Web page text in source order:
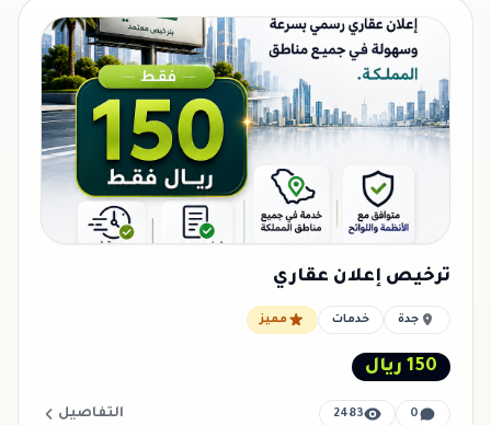
ترخيص إعلان عقاري
جدة خدمات مميز
150 ريال
0
2483 التفاصيل